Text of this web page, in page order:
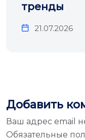
тренды
21.07.2026
Добавить
Ваш адрес email
Обязательные